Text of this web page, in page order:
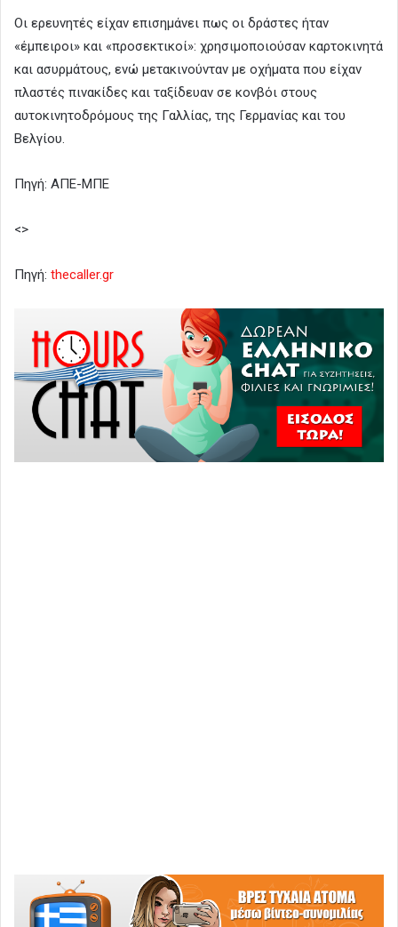
Οι ερευνητές είχαν επισημάνει πως οι δράστες ήταν
«έμπειροι» και «προσεκτικοί»: χρησιμοποιούσαν καρτοκινητά
και ασυρμάτους, ενώ μετακινούνταν με οχήματα που είχαν
πλαστές πινακίδες και ταξίδευαν σε κονβόι στους
αυτοκινητοδρόμους της Γαλλίας, της Γερμανίας και του
Βελγίου.
Πηγή: ΑΠΕ-ΜΠΕ
<>
Πηγή: thecaller.gr